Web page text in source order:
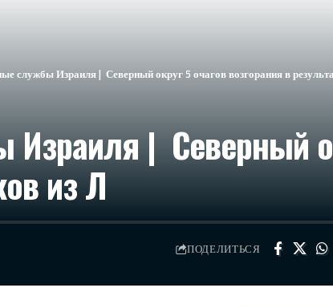
службы Израиля | Северный округ 5 очагов возгорания в
| Северный
из Л
ПОДЕЛИТЬСЯ